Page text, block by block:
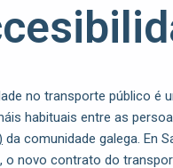
no transporte público é
habituais entre as
da comunidade galega. En
o novo contrato do